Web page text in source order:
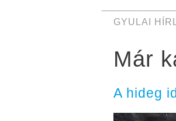
GYULAI
Már
A hideg